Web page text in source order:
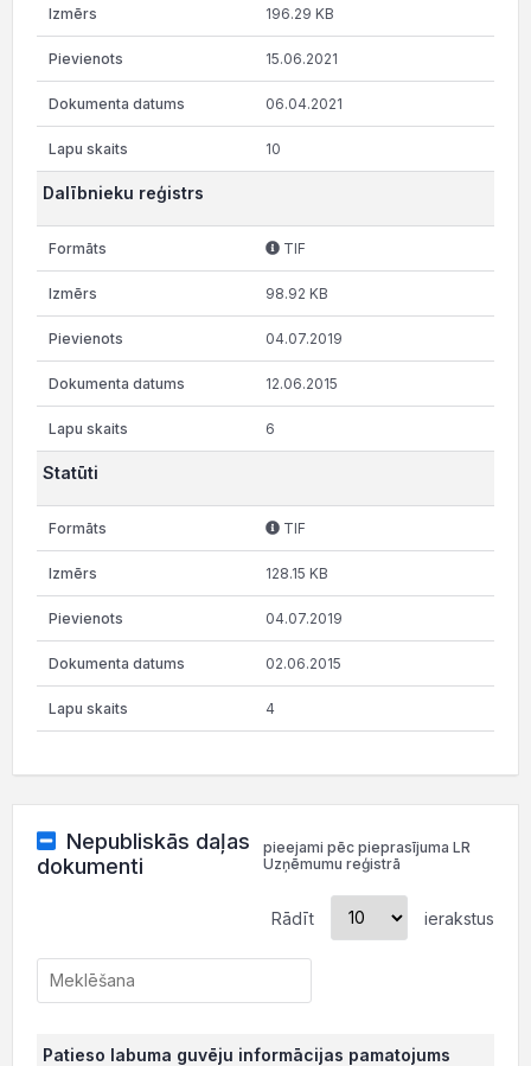
196.29 KB
15.06.2021
06.04.2021
10
Dalībnieku reģistrs
TIF
98.92 KB
04.07.2019
12.06.2015
6
Statūti
TIF
128.15 KB
04.07.2019
02.06.2015
4
Nepubliskās daļas
dokumenti
pieejami pēc pieprasījuma LR
Uzņēmumu reģistrā
Rādīt ierakstus
Patieso labuma guvēju informācijas pamatojums